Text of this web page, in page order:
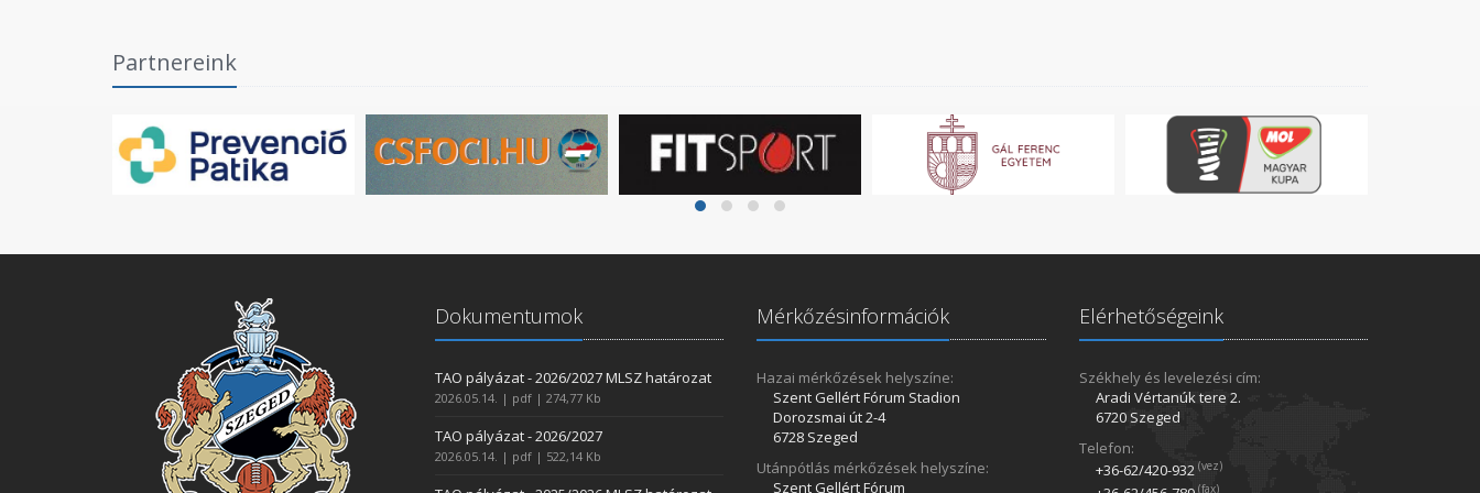
Partnereink
Dokumentumok
TAO pályázat - 2026/2027 MLSZ határozat
2026.05.14. | pdf | 274,77 Kb
TAO pályázat - 2026/2027
2026.05.14. | pdf | 522,14 Kb
Mérkőzésinformációk
Hazai mérkőzések helyszíne:
Szent Gellért Fórum Stadion
Dorozsmai út 2-4
6728 Szeged
Utánpótlás mérkőzések helyszíne:
Szent Gellért Fórum
Elérhetőségeink
Székhely és levelezési cím:
Aradi Vértanúk tere 2.
6720 Szeged
Telefon:
+36-62/420­-932 (vez)
(fax)